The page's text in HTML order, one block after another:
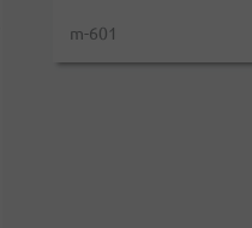
m-601